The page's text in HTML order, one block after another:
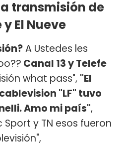
transmisión de
y El Nueve
A Ustedes les
Canal 13 y Telefe
what pass", "El
"LF" tuvo
Amo mi país",
Sport y TN esos fueron